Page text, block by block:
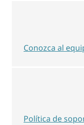
Conozca al
Política de